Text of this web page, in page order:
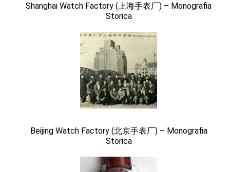
Shanghai Watch Factory (上海手表厂) – Monografia
Storica
Beijing Watch Factory (北京手表厂) – Monografia
Storica